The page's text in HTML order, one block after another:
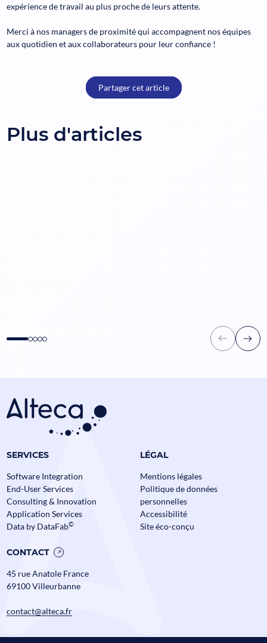
expérience de travail au plus proche de leurs attente.
Merci à nos managers de proximité qui accompagnent nos équipes
aux quotidien et aux collaborateurs pour leur confiance !
Partager cet article
Plus d'articles
Data Mesh en Banque et
Assurance : comment passer à
l’échelle sans perdre le contrôle ?
SERVICES
Software Integration
End-User Services
Consulting & Innovation
Application Services
Data by DataFab©
LÉGAL
Mentions légales
Politique de données
personnelles
Accessibilité
Site éco-conçu
CONTACT
45 rue Anatole France
69100 Villeurbanne
contact@alteca.fr